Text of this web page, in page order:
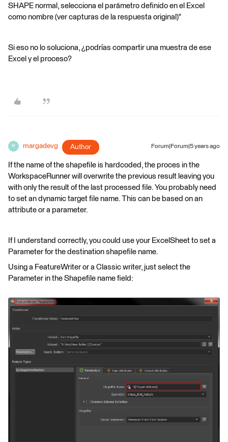
SHAPE normal, selecciona el parámetro definido en el Excel
como nombre (ver capturas de la respuesta original)"
Si eso no lo soluciona, ¿podrías compartir una muestra de ese
Excel y el proceso?
M margadevg Author Forum|Forum|5 years ago
If the name of the shapefile is hardcoded, the proces in the
WorkspaceRunner will overwrite the previous result leaving you
with only the result of the last processed file. You probably need
to set an dynamic target file name. This can be based on an
attribute or a parameter.
If I understand correctly, you could use your ExcelSheet to set a
Parameter for the destination shapefile name.
Using a FeatureWriter or a Classic writer, just select the
Parameter in the Shapefile name field: